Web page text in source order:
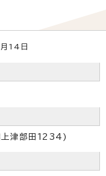
14日
上津部田1234)